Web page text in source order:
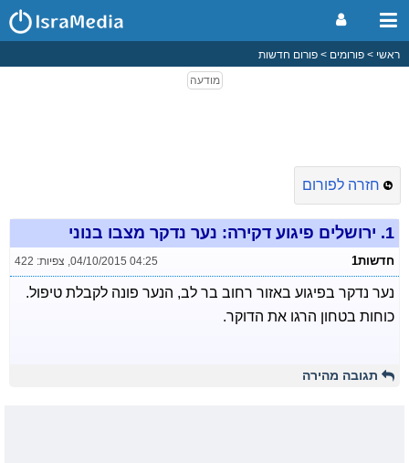
ראשי פורומים פורום חדשות
חזרה לפורום
1. ירושלים פיגוע דקירה: נער נדקר מצבו בנוני
חדשות1 04/10/2015 04:25
, צפיות: 422
נער נדקר בפיגוע באזור רחוב בר לב, הנער פונה לקבלת טיפול.
כוחות בטחון הרגו את הדוקר.
תגובה מהירה